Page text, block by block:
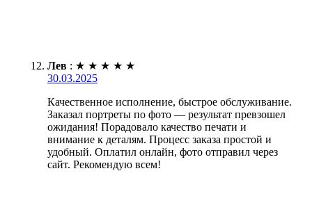
Лев : ★ ★ ★ ★ ★
30.03.2025
Качественное исполнение, быстрое обслуживание.
Заказал портреты по фото — результат превзошел
ожидания! Порадовало качество печати и
внимание к деталям. Процесс заказа простой и
удобный. Оплатил онлайн, фото отправил через
сайт. Рекомендую всем!